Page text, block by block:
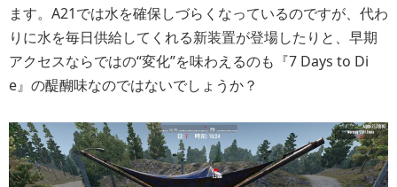
ます。A21では水を確保しづらくなっているのですが、代わ
りに水を毎日供給してくれる新装置が登場したりと、早期
アクセスならではの“変化”を味わえるのも『7 Days to Di
e』の醍醐味なのではないでしょうか？